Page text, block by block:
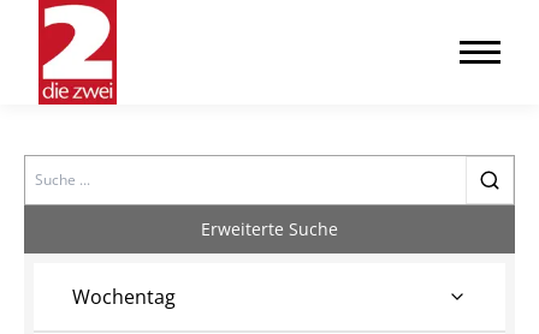
Search
Erweiterte Suche
Wochentag